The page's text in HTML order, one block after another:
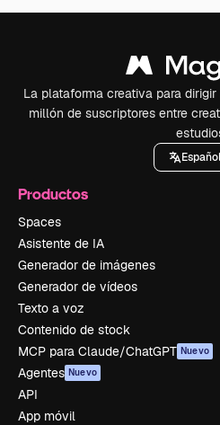
La plataforma creativa para
millón de suscriptores entre
Español
Productos
Spaces
Asistente de IA
Generador de imágenes
Generador de vídeos
Texto a voz
Contenido de stock
MCP para Claude/ChatGPT Nuevo
Agentes Nuevo
API
App móvil